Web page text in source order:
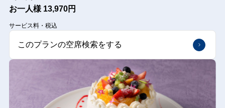
お一人様 13,970円
サービス料・税込
このプランの空席検索をする